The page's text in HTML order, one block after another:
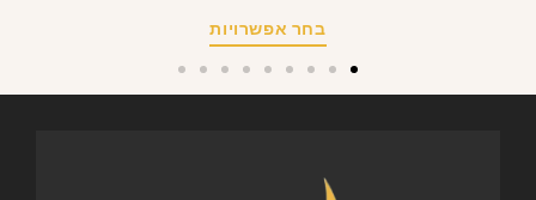
בחר אפשרויות